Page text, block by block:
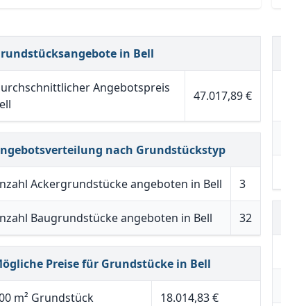
in Bell
Angebotspreis
47.017,89 €
nach Grundstückstyp
Ackergrundstücke angeboten in Bell 3
Baugrundstücke angeboten in Bell 32
Preise für Grundstücke in Bell
m² Grundstück 18.014,83 €